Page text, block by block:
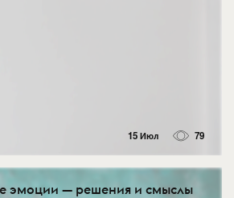
15 Июл 79
эмоции — решения и смыслы